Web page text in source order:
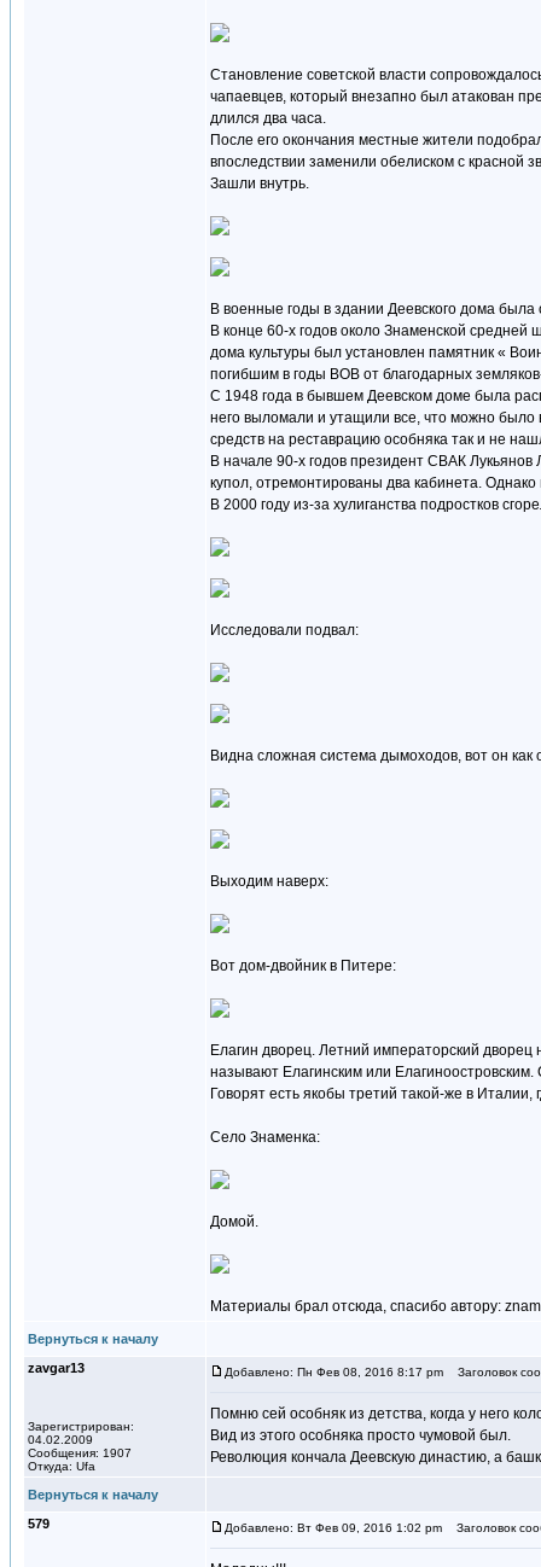
Становление советской власти
чапаевцев, который внезапно был атакован
длился два часа.
После его окончания местные жители
впоследствии заменили обелиском с красной
Зашли внутрь.
В военные годы в здании Деевского дома
В конце 60-х годов около Знаменской
дома культуры был установлен памятник «
погибшим в годы ВОВ от благодарных
С 1948 года в бывшем Деевском доме была
него выломали и утащили все, что можно было
средств на реставрацию особняка так и не
В начале 90-х годов президент СВАК
купол, отремонтированы два кабинета.
В 2000 году из-за хулиганства подростков
Исследовали подвал:
Видна сложная система дымоходов, вот он как
Выходим наверх:
Вот дом-двойник в Питере:
Елагин дворец. Летний императорский
называют Елагинским или
Говорят есть якобы третий такой-же в Италии,
Село Знаменка:
Домой.
Материалы брал отсюда, спасибо автору:
Вернуться к началу
zavgar13
Зарегистрирован:
04.02.2009
Сообщения: 1907
Откуда: Ufa
Добавлено: Пн Фев 08, 2016 8:17 pm Заголовок
Помню сей особняк из детства, когда у него
Вид из этого особняка просто чумовой был.
Революция кончала Деевскую династию, а
Вернуться к началу
579
Добавлено: Вт Фев 09, 2016 1:02 pm Заголовок